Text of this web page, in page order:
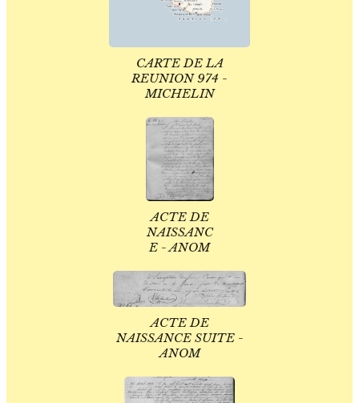
CARTE DE LA
REUNION 974 -
MICHELIN
ACTE DE
NAISSANC
E - ANOM
ACTE DE
NAISSANCE SUITE -
ANOM